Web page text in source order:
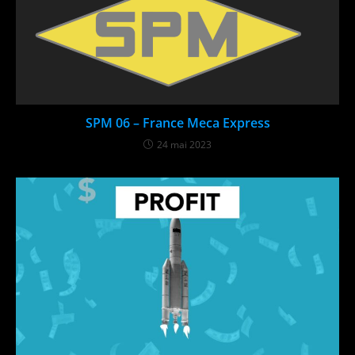
SPM 06 – France Meca Express​
24 mai 2023